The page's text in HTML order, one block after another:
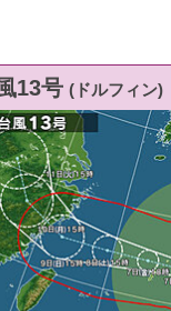
13号 (ドルフィン)